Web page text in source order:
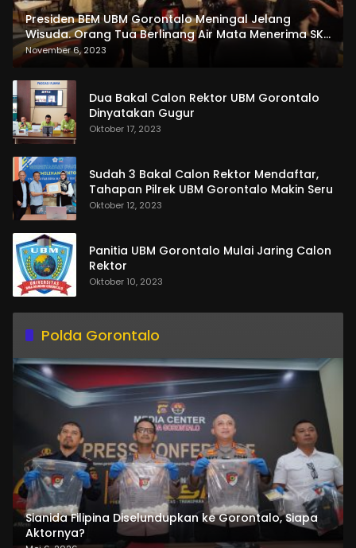
Presiden BEM UBM Gorontalo Meningal Jelang
Wisuda. Orang Tua Berlinang Air Mata Menerima SKL
dan Pemasangan Salempang
November 6, 2023
Dua Bakal Calon Rektor UBM Gorontalo
Dinyatakan Gugur
Oktober 17, 2023
Sudah 3 Bakal Calon Rektor Mendaftar,
Tahapan Pilrek UBM Gorontalo Makin Seru
Oktober 12, 2023
Panitia UBM Gorontalo Mulai Jaring Calon
Rektor
Oktober 10, 2023
Polda Gorontalo
Sianida Filipina Diselundupkan ke Gorontalo, Siapa
Aktornya?